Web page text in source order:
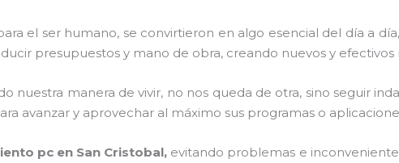
el ser humano, se convirtieron en algo esencial del día a
presupuestos y mano de obra, creando nuevos y
nuestra manera de vivir, no nos queda de otra, sino seguir
avanzar y aprovechar al máximo sus programas o
pc en San Cristobal, evitando problemas e